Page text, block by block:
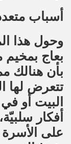
أسباب
وحول هذا
بعاج
بأن
تتعرض لها
البيت أو
أفكار
على الأسرة